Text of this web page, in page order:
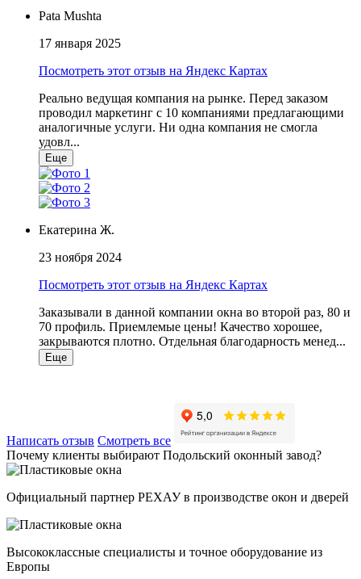
Pata Mushta
17 января 2025
Посмотреть этот отзыв на Яндекс Картах
Реально ведущая компания на рынке. Перед заказом
проводил маркетинг с 10 компаниями предлагающими
аналогичные услуги. Ни одна компания не смогла
удовл...
Еще
Екатерина Ж.
23 ноября 2024
Посмотреть этот отзыв на Яндекс Картах
Заказывали в данной компании окна во второй раз, 80 и
70 профиль. Приемлемые цены! Качество хорошее,
закрываются плотно. Отдельная благодарность менед...
Еще
Написать отзыв Смотреть все
Почему клиенты выбирают Подольский оконный завод?
Официальный партнер РЕХАУ в производстве окон и дверей
Высококлассные специалисты и точное оборудование из
Европы